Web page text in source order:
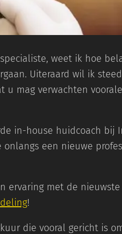
weet ik hoe
Uiteraard wil ik
u mag verwachten
in-house huidcoach bij
een nieuwe
ervaring met de nieuwste
!
die vooral gericht is